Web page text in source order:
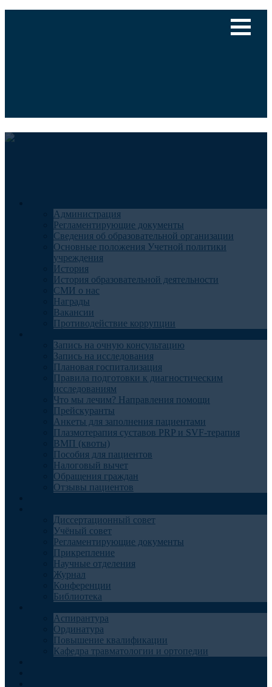
Администрация
Регламентирующие документы
Сведения об образовательной организации
Основные положения Учетной политики
учреждения
История
История образовательной деятельности
СМИ о нас
Награды
Вакансии
Противодействие коррупции
Запись на очную консультацию
Запись на исследования
Плановая госпитализация
Правила подготовки к диагностическим
исследованиям
Что мы лечим? Направления помощи
Прейскуранты
Анкеты для заполнения пациентами
Плазмотерапия суставов PRP и SVF-терапия
ВМП (квоты)
Пособия для пациентов
Налоговый вычет
Обращения граждан
Отзывы пациентов
Диссертационный совет
Учёный совет
Регламентирующие документы
Прикрепление
Научные отделения
Журнал
Конференции
Библиотека
Аспирантура
Ординатура
Повышение квалификации
Кафедра травматологии и ортопедии